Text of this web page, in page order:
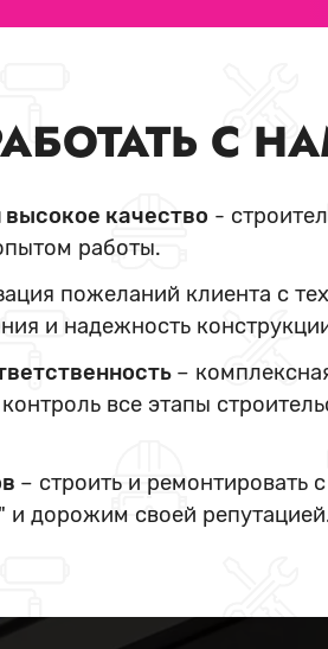
С
качество -
работы.
пожеланий клиента с
и надежность
–
все этапы
– строить и
и дорожим своей